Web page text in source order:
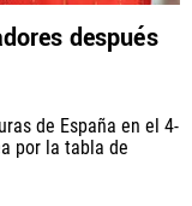
después
de España en el 4-
por la tabla de